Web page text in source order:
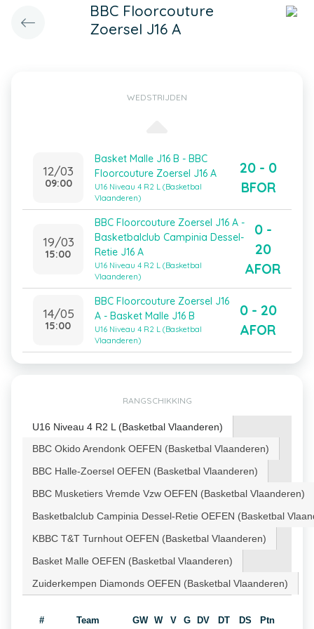
BBC Floorcouture
Zoersel J16 A
WEDSTRIJDEN
12/03
09:00
Basket Malle J16 B - BBC
Floorcouture Zoersel J16 A
U16 Niveau 4 R2 L (Basketbal
Vlaanderen)
20 - 0
BFOR
19/03
15:00
BBC Floorcouture Zoersel J16 A -
Basketbalclub Campinia Dessel-
Retie J16 A
U16 Niveau 4 R2 L (Basketbal
Vlaanderen)
0 -
20
AFOR
14/05
15:00
BBC Floorcouture Zoersel J16
A - Basket Malle J16 B
U16 Niveau 4 R2 L (Basketbal
Vlaanderen)
0 - 20
AFOR
RANGSCHIKKING
U16 Niveau 4 R2 L (Basketbal Vlaanderen)
BBC Okido Arendonk OEFEN (Basketbal Vlaanderen)
BBC Halle-Zoersel OEFEN (Basketbal Vlaanderen)
BBC Musketiers Vremde Vzw OEFEN (Basketbal Vlaanderen)
Basketbalclub Campinia Dessel-Retie OEFEN (Basketbal
KBBC T&T Turnhout OEFEN (Basketbal Vlaanderen)
Basket Malle OEFEN (Basketbal Vlaanderen)
Zuiderkempen Diamonds OEFEN (Basketbal Vlaanderen)
# Team GW W V G DV DT DS Ptn